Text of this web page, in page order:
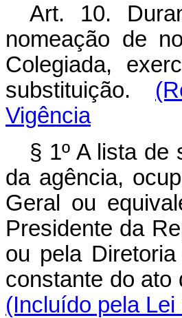
Art. 10.
nomeação de
Colegiada,
substituição.
Vigência
§ 1º A lista
da agência,
Geral ou
Presidente da
ou pela
constante do
(Incluído pela Lei